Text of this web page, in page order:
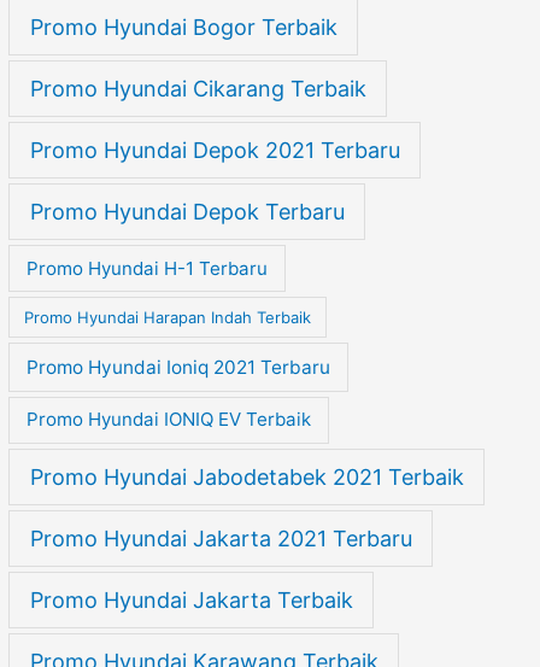
Promo Hyundai Bogor Terbaik
Promo Hyundai Cikarang Terbaik
Promo Hyundai Depok 2021 Terbaru
Promo Hyundai Depok Terbaru
Promo Hyundai H-1 Terbaru
Promo Hyundai Harapan Indah Terbaik
Promo Hyundai Ioniq 2021 Terbaru
Promo Hyundai IONIQ EV Terbaik
Promo Hyundai Jabodetabek 2021 Terbaik
Promo Hyundai Jakarta 2021 Terbaru
Promo Hyundai Jakarta Terbaik
Promo Hyundai Karawang Terbaik